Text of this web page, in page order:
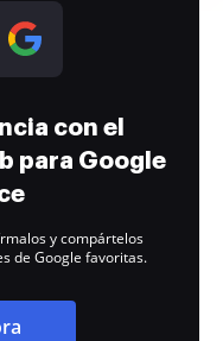
con el
para Google
y compártelos
de Google favoritas.